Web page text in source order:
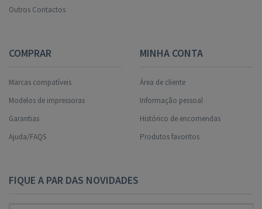
Outros Contactos
COMPRAR
Marcas compatíveis
Modelos de impressoras
Garantias
Ajuda/FAQS
MINHA CONTA
Área de cliente
Informação pessoal
Histórico de encomendas
Produtos favoritos
FIQUE A PAR DAS NOVIDADES